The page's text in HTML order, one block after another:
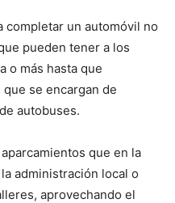
completar un automóvil no
pueden tener a los
o más hasta que
se encargan de
autobuses.
que en la
administración local o
aprovechando el